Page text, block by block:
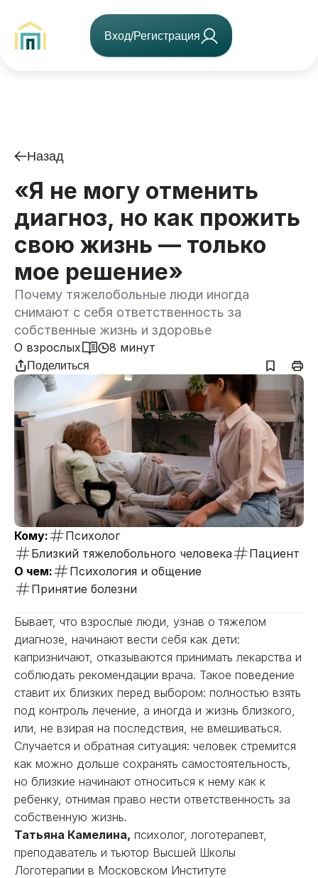
Вход/Регистрация
Назад
«Я не могу отменить
диагноз, но как прожить
свою жизнь — только
мое решение»
Почему тяжелобольные люди иногда
снимают с себя ответственность за
собственные жизнь и здоровье
О взрослых 8 минут
Поделиться
Кому:
Психолог
Близкий тяжелобольного человека
Пациент
О чем:
Психология и общение
Принятие болезни
Бывает, что взрослые люди, узнав о тяжелом
диагнозе, начинают вести себя как дети:
капризничают, отказываются принимать лекарства и
соблюдать рекомендации врача. Такое поведение
ставит их близких перед выбором: полностью взять
под контроль лечение, а иногда и жизнь близкого,
или, не взирая на последствия, не вмешиваться.
Случается и обратная ситуация: человек стремится
как можно дольше сохранять самостоятельность,
но близкие начинают относиться к нему как к
ребенку, отнимая право нести ответственность за
собственную жизнь.
Татьяна Камелина, психолог, логотерапевт,
преподаватель и тьютор Высшей Школы
Логотерапии в Московском Институте